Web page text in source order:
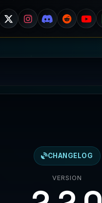
CHANGELOG
VERSION